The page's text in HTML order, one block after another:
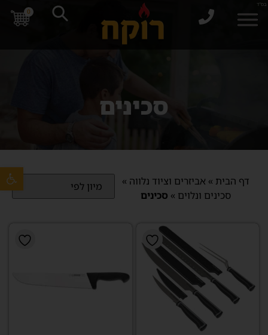
פתח
בס"ד
0
סכינים
דף הבית » אביזרים וציוד נלווה »
סכינים ונלוים » סכינים